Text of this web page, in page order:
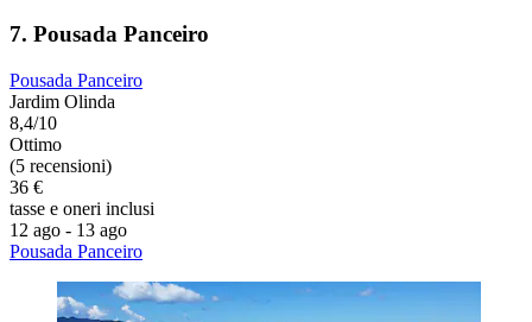
7. Pousada Panceiro
Pousada Panceiro
Jardim Olinda
8,4/10
Ottimo
(5 recensioni)
36 €
tasse e oneri inclusi
12 ago - 13 ago
Pousada Panceiro